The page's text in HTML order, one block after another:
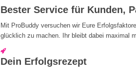
Bester Service für Kunden,
Mit ProBuddy versuchen wir Eure
glücklich zu machen. Ihr bleibt dabei maximal
Dein Erfolgsrezept